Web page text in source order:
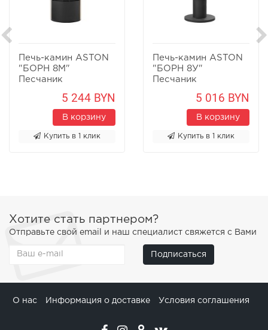
Печь-камин ASTON
"БОРН 8М"
Песчаник
5 244 BYN
В корзину
Купить в 1 клик
Печь-камин ASTON
"БОРН 8У"
Песчаник
5 016 BYN
В корзину
Купить в 1 клик
Хотите стать партнером?
Отправьте свой email и наш специалист свяжется с Вами
Подписаться
О нас Информация о доставке Условия соглашения